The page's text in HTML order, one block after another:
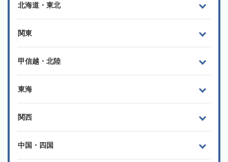
北海道・東北
関東
甲信越・北陸
東海
関西
中国・四国